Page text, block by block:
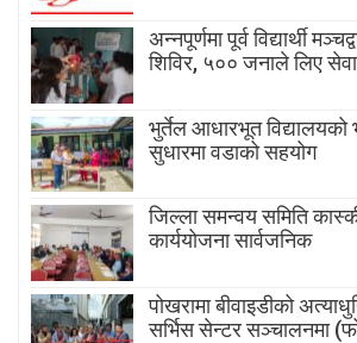
अन्नपूर्णमा पूर्व विद्यार्थी
शिविर, ५०० जनाले लिए सेवा
भुर्तेल आधारभूत विद्यालयको
सुधारमा वडाको सहयोग
जिल्ला समन्वय समिति
कार्ययोजना सार्वजनिक
पोखरामा बीवाइडीको
सर्भिस सेन्टर सञ्चालनमा